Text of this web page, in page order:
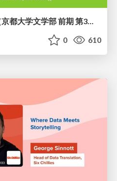
[2026前期火５] 論理学（京都大学文学部 前期 第3回）「形式言語と四つのキーワード：メタ・構成・意味論・ハーモニー」
0 610